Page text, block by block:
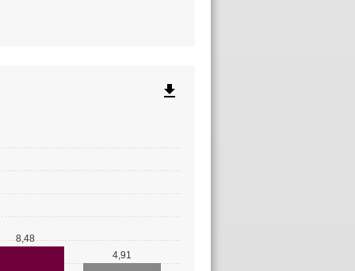
8,48
4,91
file_download